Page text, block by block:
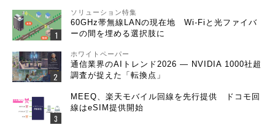
ソリューション特集
60GHz帯無線LANの現在地 Wi-Fiと光ファイバ
ーの間を埋める選択肢に
ホワイトペーパー
通信業界のAIトレンド2026 ― NVIDIA 1000社超
調査が捉えた「転換点」
MEEQ、楽天モバイル回線を先行提供 ドコモ回
線はeSIM提供開始